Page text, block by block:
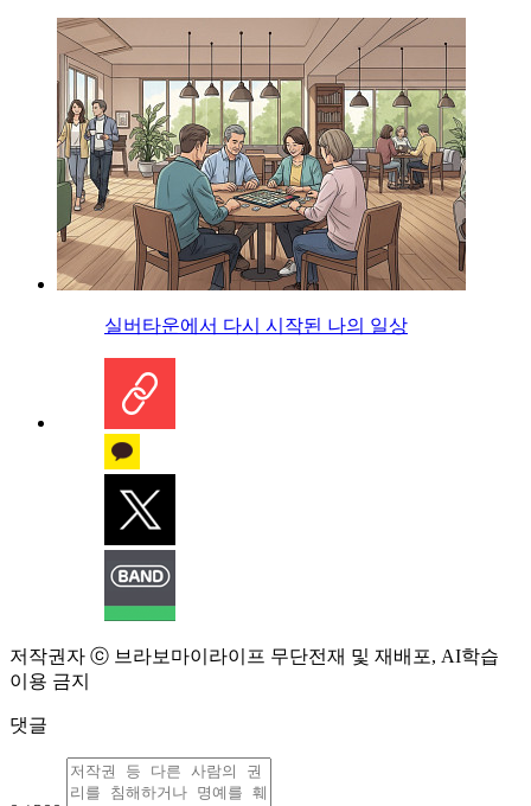
실버타운에서 다시 시작된 나의 일상
저작권자 ⓒ 브라보마이라이프 무단전재 및 재배포, AI학습
이용 금지
댓글